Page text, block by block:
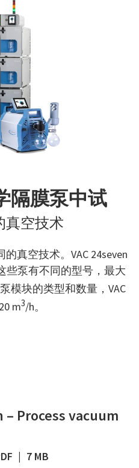
隔膜泵中试
真空技术
真空技术。VAC 24seven
些泵有不同的型号，最大
模块的类型和数量，VAC
m3/h。
– Process vacuum
| 7 MB